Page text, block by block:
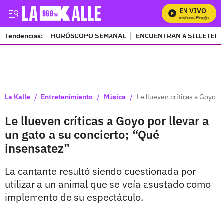
EN VIVO
Mira Todos Nuestros Programas
Tendencias: HORÓSCOPO SEMANAL ENCUENTRAN A
La Kalle / Entretenimiento / Música / Le llueven críticas a Goyo
Le llueven críticas a Goyo por llevar a
un gato a su concierto; “Qué
insensatez”
La cantante resultó siendo cuestionada por
utilizar a un animal que se veía asustado como
implemento de su espectáculo.